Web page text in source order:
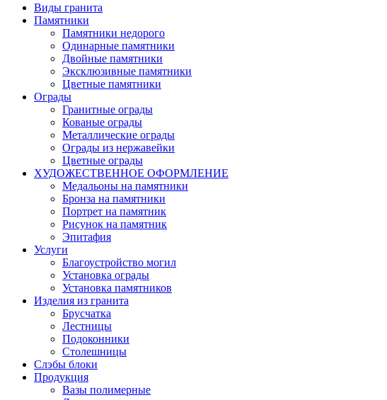
Виды гранита
Памятники
Памятники недорого
Одинарные памятники
Двойные памятники
Эксклюзивные памятники
Цветные памятники
Ограды
Гранитные ограды
Кованые ограды
Металлические ограды
Ограды из нержавейки
Цветные ограды
ХУДОЖЕСТВЕННОЕ ОФОРМЛЕНИЕ
Медальоны на памятники
Бронза на памятники
Портрет на памятник
Рисунок на памятник
Эпитафия
Услуги
Благоустройство могил
Установка ограды
Установка памятников
Изделия из гранита
Брусчатка
Лестницы
Подоконники
Столешницы
Слэбы блоки
Продукция
Вазы полимерные